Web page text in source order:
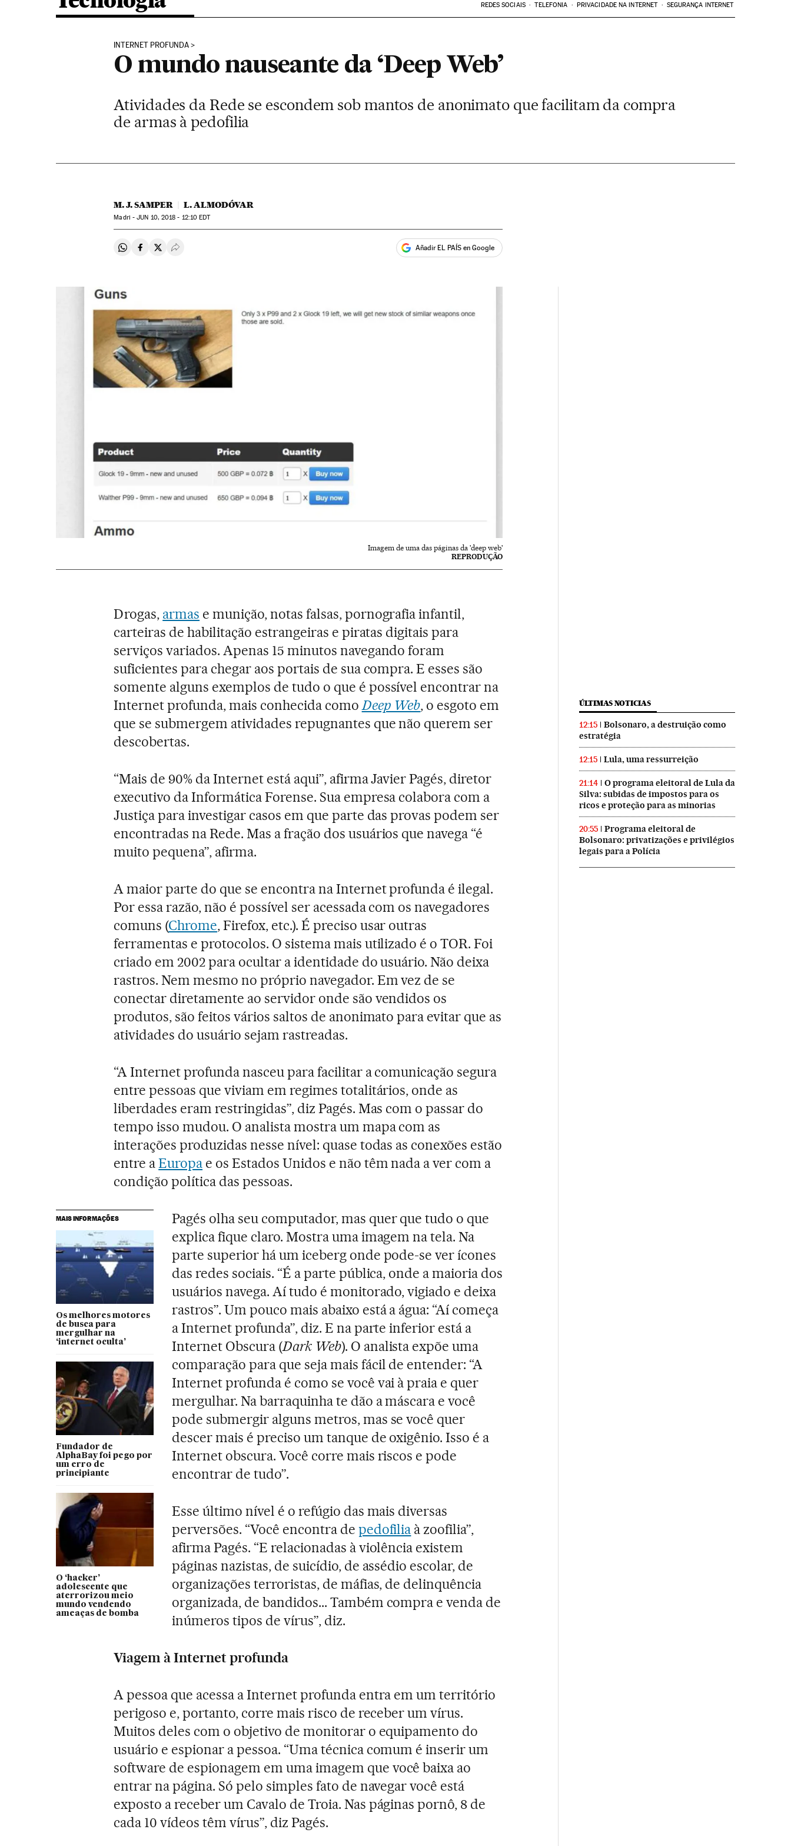
REDES SOCIAIS TELEFONIA PRIVACIDADE NA INTERNET SEGURANÇA INTERNET
INTERNET PROFUNDA
O mundo nauseante da ‘Deep Web’
Atividades da Rede se escondem sob mantos de anonimato que facilitam da compra
de armas à pedofilia
M. J. SAMPER L. ALMODÓVAR
Madri -JUN 10, 2018 - 12:10 EDT
Compartir en Whatsapp
Compartir en Facebook
Compartir en Twitter
Desplegar Redes Sociales Añadir EL PAÍS en Google
Imagem de uma das páginas da 'deep web'
REPRODUÇÃO
Drogas, armas e munição, notas falsas, pornografia infantil,
carteiras de habilitação estrangeiras e piratas digitais para
serviços variados. Apenas 15 minutos navegando foram
suficientes para chegar aos portais de sua compra. E esses são
somente alguns exemplos de tudo o que é possível encontrar na
Internet profunda, mais conhecida comoDeep Web, o esgoto em
que se submergem atividades repugnantes que não querem ser
descobertas.
“Mais de 90% da Internet está aqui”, afirma Javier Pagés, diretor
executivo da Informática Forense. Sua empresa colabora com a
Justiça para investigar casos em que parte das provas podem ser
encontradas na Rede. Mas a fração dos usuários que navega “é
muito pequena”, afirma.
A maior parte do que se encontra na Internet profunda é ilegal.
Por essa razão, não é possível ser acessada com os navegadores
comuns (Chrome, Firefox, etc.). É preciso usar outras
ferramentas e protocolos. O sistema mais utilizado é o TOR. Foi
criado em 2002 para ocultar a identidade do usuário. Não deixa
rastros. Nem mesmo no próprio navegador. Em vez de se
conectar diretamente ao servidor onde são vendidos os
produtos, são feitos vários saltos de anonimato para evitar que as
atividades do usuário sejam rastreadas.
“A Internet profunda nasceu para facilitar a comunicação segura
entre pessoas que viviam em regimes totalitários, onde as
liberdades eram restringidas”, diz Pagés. Mas com o passar do
tempo isso mudou. O analista mostra um mapa com as
interações produzidas nesse nível: quase todas as conexões estão
entre aEuropa e os Estados Unidos e não têm nada a ver com a
condição política das pessoas.
MAIS INFORMAÇÕES
Os melhores motores
de busca para
mergulhar na
‘internet oculta’
Fundador de
AlphaBay foi pego por
um erro de
principiante
O ‘hacker’
adolescente que
aterrorizou meio
mundo vendendo
ameaças de bomba
Pagés olha seu computador, mas quer que tudo o que
explica fique claro. Mostra uma imagem na tela. Na
parte superior há um iceberg onde pode-se ver ícones
das redes sociais. “É a parte pública, onde a maioria dos
usuários navega. Aí tudo é monitorado, vigiado e deixa
rastros”. Um pouco mais abaixo está a água: “Aí começa
a Internet profunda”, diz. E na parte inferior está a
Internet Obscura (Dark Web). O analista expõe uma
comparação para que seja mais fácil de entender: “A
Internet profunda é como se você vai à praia e quer
mergulhar. Na barraquinha te dão a máscara e você
pode submergir alguns metros, mas se você quer
descer mais é preciso um tanque de oxigênio. Isso é a
Internet obscura. Você corre mais riscos e pode
encontrar de tudo”.
Esse último nível é o refúgio das mais diversas
perversões. “Você encontra de pedofilia à zoofilia”,
afirma Pagés. “E relacionadas à violência existem
páginas nazistas, de suicídio, de assédio escolar, de
organizações terroristas, de máfias, de delinquência
organizada, de bandidos... Também compra e venda de
inúmeros tipos de vírus”, diz.
Viagem à Internet profunda
A pessoa que acessa a Internet profunda entra em um território
perigoso e, portanto, corre mais risco de receber um vírus.
Muitos deles com o objetivo de monitorar o equipamento do
usuário e espionar a pessoa. “Uma técnica comum é inserir um
software de espionagem em uma imagem que você baixa ao
entrar na página. Só pelo simples fato de navegar você está
exposto a receber um Cavalo de Troia. Nas páginas pornô, 8 de
cada 10 vídeos têm vírus”, diz Pagés.
ÚLTIMAS NOTICIAS
12:15
Bolsonaro, a destruição como
estratégia
12:15 Lula, uma ressurreição
21:14
O programa eleitoral de Lula da
Silva: subidas de impostos para os
ricos e proteção para as minorias
20:55
Programa eleitoral de
Bolsonaro: privatizações e privilégios
legais para a Polícia